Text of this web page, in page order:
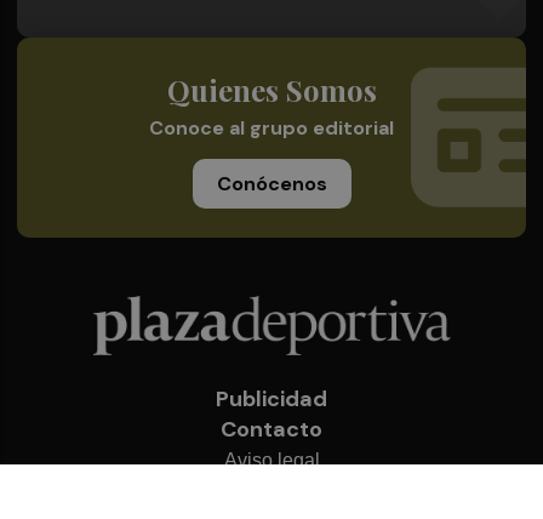
Quienes Somos
Conoce al grupo editorial
Conócenos
Publicidad
Contacto
Aviso legal